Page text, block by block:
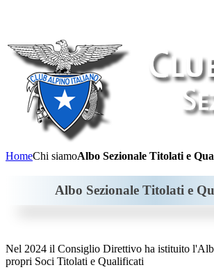
HomeChi siamoAlbo Sezionale Titolati e
Albo Sezionale Titolati e
Nel 2024 il Consiglio Direttivo ha istituito
propri Soci Titolati e Qualificati